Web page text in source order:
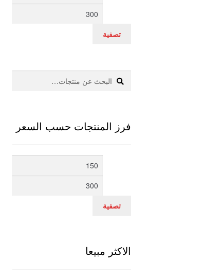
تصفية
البحث
عن:
بحث
فرز المنتجات حسب السعر
أدنى
تصفية
الاكثر مبيعا